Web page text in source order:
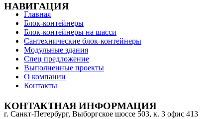
НАВИГАЦИЯ
Главная
Блок-контейнеры
Блок-контейнеры на шасси
Сантехнические блок-контейнеры
Модульные здания
Спец предложение
Выполненные проекты
О компании
Контакты
КОНТАКТНАЯ ИНФОРМАЦИЯ
г. Санкт-Петербург, Выборгское шоссе 503, к. 3 офис 413